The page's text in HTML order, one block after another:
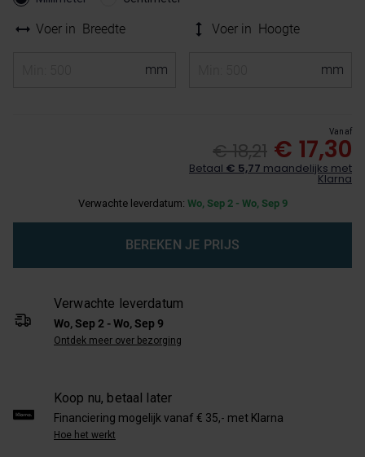
Voer in Breedte Voer in Hoogte
Vanaf
€ 18,21 € 17,30
Betaal € 5,77 maandelijks met
Klarna
Verwachte leverdatum: Wo, Sep 2 - Wo, Sep 9
BEREKEN JE PRIJS
Verwachte leverdatum
Wo, Sep 2 - Wo, Sep 9
Ontdek meer over bezorging
Koop nu, betaal later
Financiering mogelijk vanaf € 35,- met Klarna
Hoe het werkt